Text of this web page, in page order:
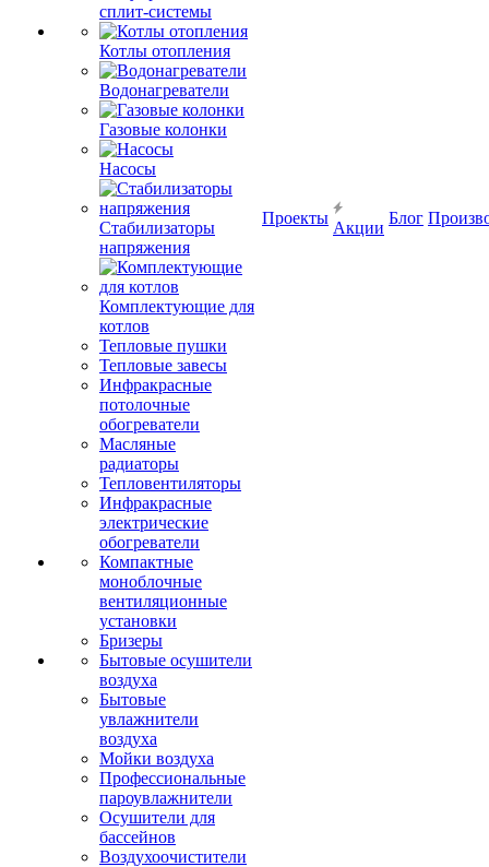
сплит-системы
Котлы отопления
Водонагреватели
Газовые колонки
Насосы
Стабилизаторы
напряжения
Комплектующие для
котлов
Тепловые пушки
Тепловые завесы
Инфракрасные
потолочные
обогреватели
Масляные
радиаторы
Тепловентиляторы
Инфракрасные
электрические
обогреватели
Компактные
моноблочные
вентиляционные
установки
Бризеры
Бытовые осушители
воздуха
Бытовые
увлажнители
воздуха
Мойки воздуха
Профессиональные
пароувлажнители
Осушители для
бассейнов
Воздухоочистители
Проекты
Акции
Блог